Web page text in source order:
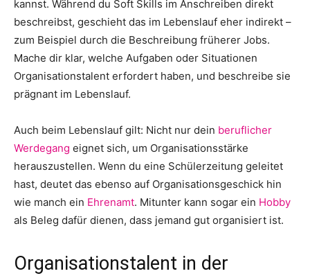
kannst. Während du Soft Skills im Anschreiben direkt
beschreibst, geschieht das im Lebenslauf eher indirekt –
zum Beispiel durch die Beschreibung früherer Jobs.
Mache dir klar, welche Aufgaben oder Situationen
Organisationstalent erfordert haben, und beschreibe sie
prägnant im Lebenslauf.
Auch beim Lebenslauf gilt: Nicht nur dein beruflicher
Werdegang eignet sich, um Organisationsstärke
herauszustellen. Wenn du eine Schülerzeitung geleitet
hast, deutet das ebenso auf Organisationsgeschick hin
wie manch ein Ehrenamt. Mitunter kann sogar ein Hobby
als Beleg dafür dienen, dass jemand gut organisiert ist.
Organisationstalent in der